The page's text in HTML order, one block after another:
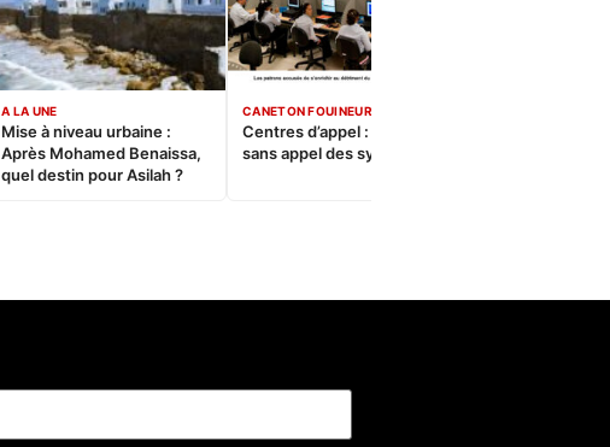
A LA UNE
Mise à niveau urbaine :
Après Mohamed Benaissa,
quel destin pour Asilah ?
CANETON FOUINEUR
Centres d’appel : Le constat
sans appel des syndicats